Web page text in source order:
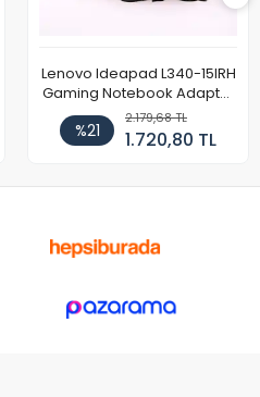
Lenovo Ideapad L340-15IRH
Gaming Notebook Adaptör
Cihazı Şarj Aleti (150W)
%21
2.179,68 TL
1.720,80 TL